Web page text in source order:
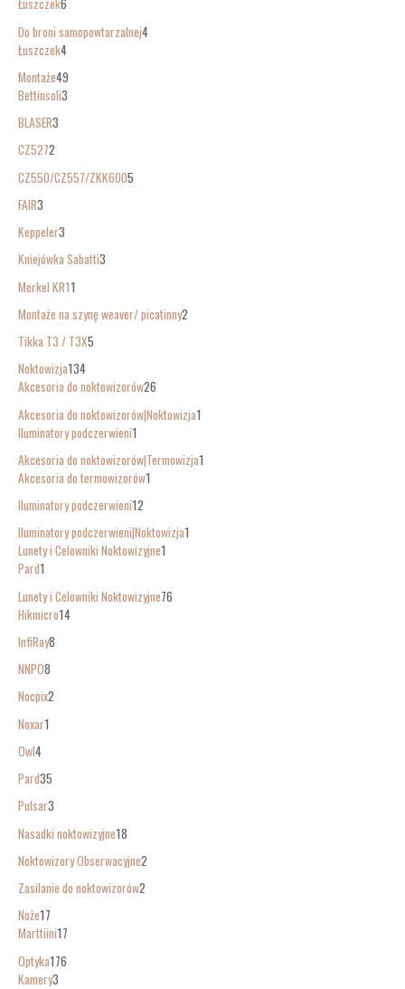
Łuszczek6
Do broni samopowtarzalnej4
Łuszczek4
Montaże49
Bettinsoli3
BLASER3
CZ5272
CZ550/CZ557/ZKK6005
FAIR3
Keppeler3
Kniejówka Sabatti3
Merkel KR11
Montaże na szynę weaver/ picatinny2
Tikka T3 / T3X5
Noktowizja134
Akcesoria do noktowizorów26
Akcesoria do noktowizorów|Noktowizja1
Iluminatory podczerwieni1
Akcesoria do noktowizorów|Termowizja1
Akcesoria do termowizorów1
Iluminatory podczerwieni12
Iluminatory podczerwieni|Noktowizja1
Lunety i Celowniki Noktowizyjne1
Pard1
Lunety i Celowniki Noktowizyjne76
Hikmicro14
InfiRay8
NNPO8
Nocpix2
Noxar1
Owl4
Pard35
Pulsar3
Nasadki noktowizyjne18
Noktowizory Obserwacyjne2
Zasilanie do noktowizorów2
Noże17
Marttiini17
Optyka176
Kamery3